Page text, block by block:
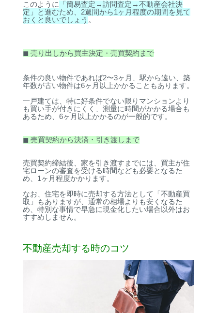
このように
「簡易査定 →訪問査定 →不動産会社決
定」と進むため、 2週間から1 ヶ月程度の期間を見て
おくと良いでしょう 。
◼ 売り出しから買主決定・売買契約まで
条件の良い物件であれば2〜3ヶ月、駅から遠い、築
年数が古い物件は6ヶ月以上かかることもあります。
一戸建ては、特に好条件でない限りマンションより
も買い手が付きにくく、測量に時間がかかる場合も
あるため、 6ヶ月以上かかるのが一般的です。
◼ 売買契約から決済・引き渡しまで
売買契約締結後、家を引き渡すまでには、買主が住
宅ローンの審査を受ける時間なども必要となるた
め、 1 ヶ月程度かかります。
なお、住宅を即時に売却する方法として「不動産買
取」もありますが、通常の相場よりも安くなるた
め、特別な事情で早急に現金化したい場合以外はお
すすめしません。
不動産売却する時のコツ